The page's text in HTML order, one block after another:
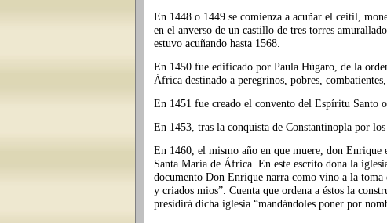
En 1448 o 1449 se comienza a acuñar el ceitil,
en el anverso de un castillo de tres torres
estuvo acuñando hasta 1568.
En 1450 fue edificado por Paula Húgaro, de la
África destinado a peregrinos, pobres,
En 1451 fue creado el convento del Espíritu Santo
En 1453, tras la conquista de Constantinopla por
En 1460, el mismo año en que muere, don Enrique
Santa María de África. En este escrito dona la
documento Don Enrique narra como vino a la
y criados mios”. Cuenta que ordena a éstos la
presidirá dicha iglesia “mandándoles poner por